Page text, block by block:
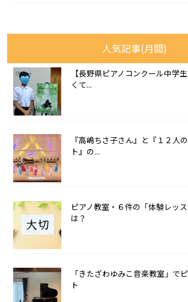
人気記事(月間)
【長野県ピアノコンクール中学
くて...
『高嶋ちさ子さん』と『１２人
ト』の...
ピアノ教室・６件の「体験レッ
は？
「きたざわゆみこ音楽教室」で
ト